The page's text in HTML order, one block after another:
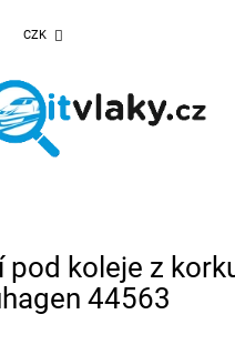
CZK
pod koleje z
44563